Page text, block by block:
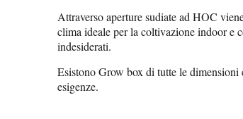
Attraverso aperture sudiate ad HOC
clima ideale per la coltivazione indoor e
indesiderati.
Esistono Grow box di tutte le dimensioni
esigenze.